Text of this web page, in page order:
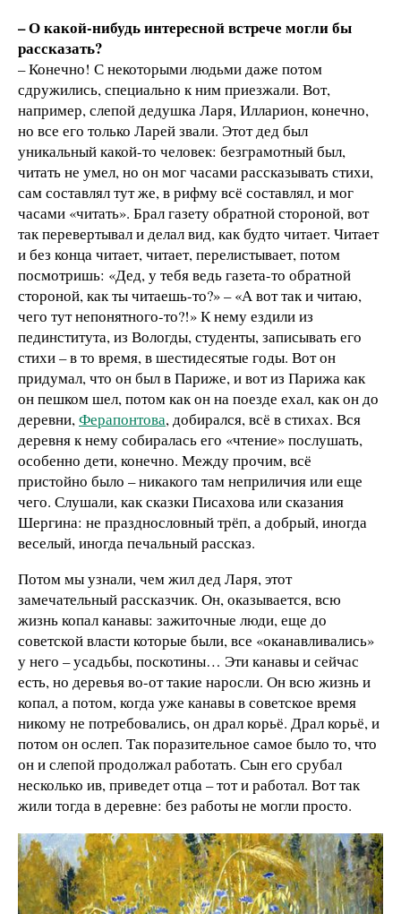
– О какой-нибудь интересной встрече могли бы
рассказать?
– Конечно! С некоторыми людьми даже потом
сдружились, специально к ним приезжали. Вот,
например, слепой дедушка Ларя, Илларион, конечно,
но все его только Ларей звали. Этот дед был
уникальный какой-то человек: безграмотный был,
читать не умел, но он мог часами рассказывать стихи,
сам составлял тут же, в рифму всё составлял, и мог
часами «читать». Брал газету обратной стороной, вот
так перевертывал и делал вид, как будто читает. Читает
и без конца читает, читает, перелистывает, потом
посмотришь: «Дед, у тебя ведь газета-то обратной
стороной, как ты читаешь-то?» – «А вот так и читаю,
чего тут непонятного-то?!» К нему ездили из
пединститута, из Вологды, студенты, записывать его
стихи – в то время, в шестидесятые годы. Вот он
придумал, что он был в Париже, и вот из Парижа как
он пешком шел, потом как он на поезде ехал, как он до
деревни,Ферапонтова, добирался, всё в стихах. Вся
деревня к нему собиралась его «чтение» послушать,
особенно дети, конечно. Между прочим, всё
пристойно было – никакого там неприличия или еще
чего. Слушали, как сказки Писахова или сказания
Шергина: не празднословный трёп, а добрый, иногда
веселый, иногда печальный рассказ.
Потом мы узнали, чем жил дед Ларя, этот
замечательный рассказчик. Он, оказывается, всю
жизнь копал канавы: зажиточные люди, еще до
советской власти которые были, все «оканавливались»
у него – усадьбы, поскотины… Эти канавы и сейчас
есть, но деревья во-от такие наросли. Он всю жизнь и
копал, а потом, когда уже канавы в советское время
никому не потребовались, он драл корьё. Драл корьё, и
потом он ослеп. Так поразительное самое было то, что
он и слепой продолжал работать. Сын его срубал
несколько ив, приведет отца – тот и работал. Вот так
жили тогда в деревне: без работы не могли просто.